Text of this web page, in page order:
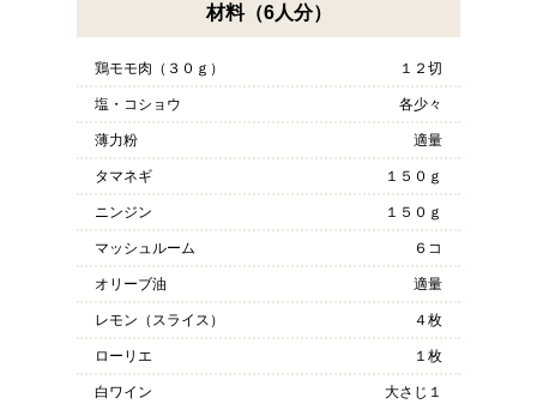
材料（6人分）
鶏モモ肉（３０ｇ） １２切
塩・コショウ 各少々
薄力粉 適量
タマネギ １５０ｇ
ニンジン １５０ｇ
マッシュルーム ６コ
オリーブ油 適量
レモン（スライス） ４枚
ローリエ １枚
白ワイン 大さじ１